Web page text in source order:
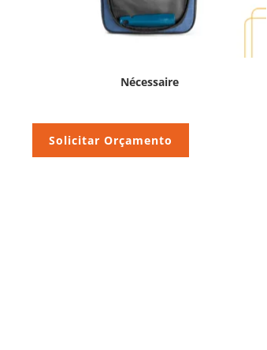
Nécessaire
Solicitar Orçamento